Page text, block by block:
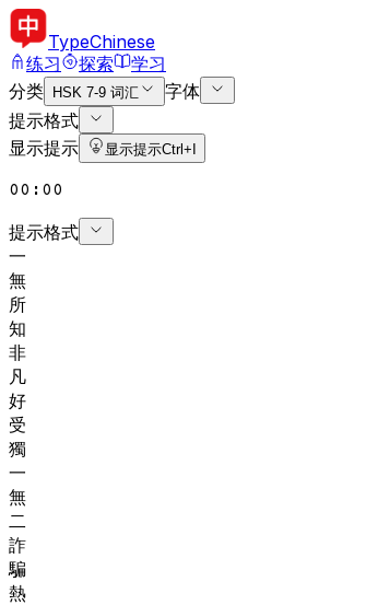
TypeChinese
练习
探索
学习
分类
HSK 7-9 词汇
字体
提示格式
显示提示
显示提示Ctrl+I
00:00
提示格式
一
無
所
知
非
凡
好
受
獨
一
無
二
詐
騙
熱